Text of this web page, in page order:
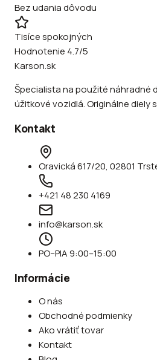
Bez udania dôvodu
Tisíce spokojných
Hodnotenie 4.7/5
Karson.sk
Špecialista na použité náhradné
úžitkové vozidlá. Originálne diely
Kontakt
Oravická 617/20, 02801
+421 48 230 4169
info@karson.sk
PO–PIA 9:00–15:00
Informácie
O nás
Obchodné podmienky
Ako vrátiť tovar
Kontakt